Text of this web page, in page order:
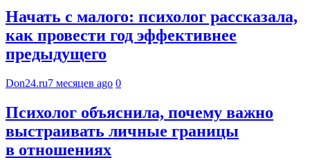
Начать с малого: психолог рассказала,
как провести год эффективнее
предыдущего
Don24.ru7 месяцев ago 0
Психолог объяснила, почему важно
выстраивать личные границы
в отношениях